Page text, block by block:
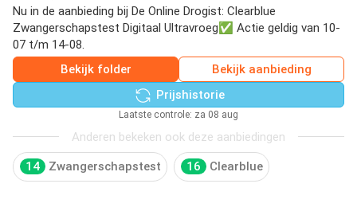
Nu in de aanbieding bij De Online Drogist: Clearblue
Zwangerschapstest Digitaal Ultravroeg✅ Actie geldig van 10-
07 t/m 14-08.
Bekijk folder
Bekijk aanbieding
Prijshistorie
Laatste controle: za 08 aug
Anderen bekeken ook deze aanbiedingen
14 Zwangerschapstest 16 Clearblue